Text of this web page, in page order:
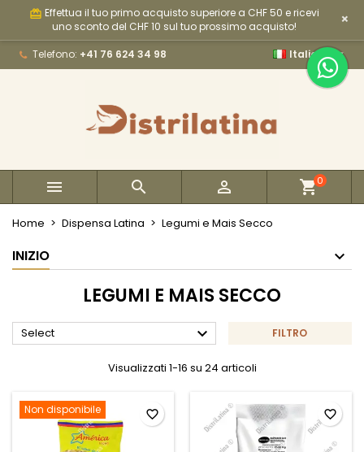
card_giftcard Effettua il tuo primo acquisto superiore a CHF 50 e ricevi
uno sconto del CHF 10 sul tuo prossimo acquisto!
×
Telefono: +41 76 624 34 98 Italiano 
   0
Home Dispensa Latina Legumi e Mais Secco
INIZIO
LEGUMI E MAIS SECCO
Select  FILTRO
Visualizzati 1-16 su 24 articoli
Non disponibile favorite_border favorite_border
My wishlists ×
add_circle_outline Create new list
((modalTitle)) ×
((confirmMessage))
((cancelText)) ((modalDeleteText))
Crea lista dei desideri ×
Accedi ×
Devi avere effettuato l'accesso per salvare dei
Annulla